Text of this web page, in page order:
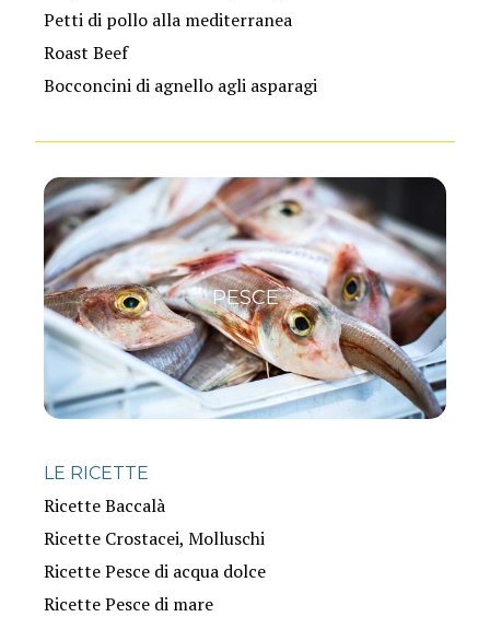
Petti di pollo alla mediterranea
Roast Beef
Bocconcini di agnello agli asparagi
PESCE
LE RICETTE
Ricette Baccalà
Ricette Crostacei, Molluschi
Ricette Pesce di acqua dolce
Ricette Pesce di mare